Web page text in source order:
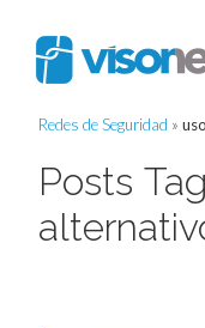
Redes de Seguridad »
Posts